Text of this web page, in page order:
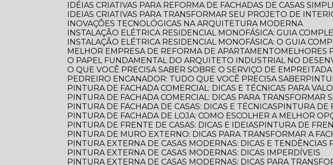
IDÉIAS CRIATIVAS PARA REFORMA DE FACHADAS DE CASAS
IDEIAS CRIATIVAS PARA TRANSFORMAR SEU PROJETO DE
INOVAÇÕES TECNOLÓGICAS NA ARQUITETURA MODERNA
INSTALAÇÃO ELÉTRICA RESIDENCIAL MONOFÁSICA: GUIA
INSTALAÇÃO ELÉTRICA RESIDENCIAL MONOFÁSICA: O GUIA
MELHOR EMPRESA DE REFORMA DE APARTAMENTO
O PAPEL FUNDAMENTAL DO ARQUITETO INDUSTRIAL NO
O QUE VOCÊ PRECISA SABER SOBRE O SERVIÇO DE
PEDREIRO ENCANADOR: TUDO QUE VOCÊ PRECISA SABER
PINTURA DE FACHADA COMERCIAL: DICAS E TÉCNICAS PARA
PINTURA DE FACHADA COMERCIAL: DICAS PARA TRANSFORMAR
PINTURA DE FACHADA DE CASAS: DICAS E TÉCNICAS
PINTURA
PINTURA DE FACHADA DE LOJA: COMO ESCOLHER A MELHOR
PINTURA DE FRENTE DE CASAS: DICAS E IDEIAS
PINTURA DE
PINTURA DE MURO EXTERNO: DICAS PARA TRANSFORMAR A
PINTURA EXTERNA DE CASAS MODERNAS: DICAS E
PINTURA EXTERNA DE CASAS MODERNAS: DICAS IMPERDÍVEIS
PINTURA EXTERNA DE CASAS MODERNAS: DICAS PARA